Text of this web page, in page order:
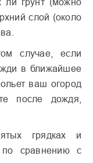
слой (около
случае, если
в ближайшее
ваш огород
после дождя,
грядках и
по сравнению с